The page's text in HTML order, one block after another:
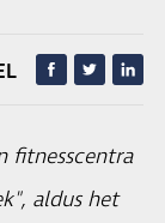
fitnesscentra
aldus het